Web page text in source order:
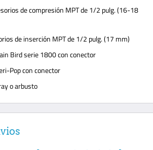
de compresión MPT de 1/2 pulg. (16-18
de inserción MPT de 1/2 pulg. (17 mm)
Bird serie 1800 con conector
Pop con conector
o arbusto